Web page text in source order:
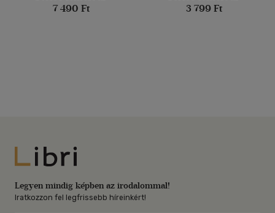
7 490 Ft
3 799 Ft
Libri
Legyen mindig képben az irodalommal!
Iratkozzon fel legfrissebb híreinkért!